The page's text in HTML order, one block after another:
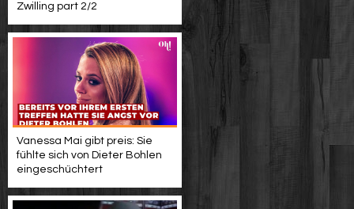
Zwilling part 2/2
Vanessa Mai gibt preis: Sie
fühlte sich von Dieter Bohlen
eingeschüchtert